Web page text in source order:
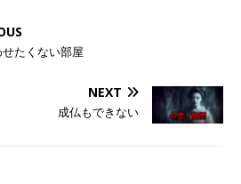
たくない部屋
NEXT
成仏もできない